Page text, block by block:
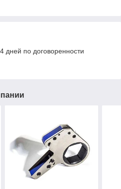
дней по договоренности